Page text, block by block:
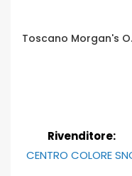
Toscano
Rivenditore:
CENTRO COLORE